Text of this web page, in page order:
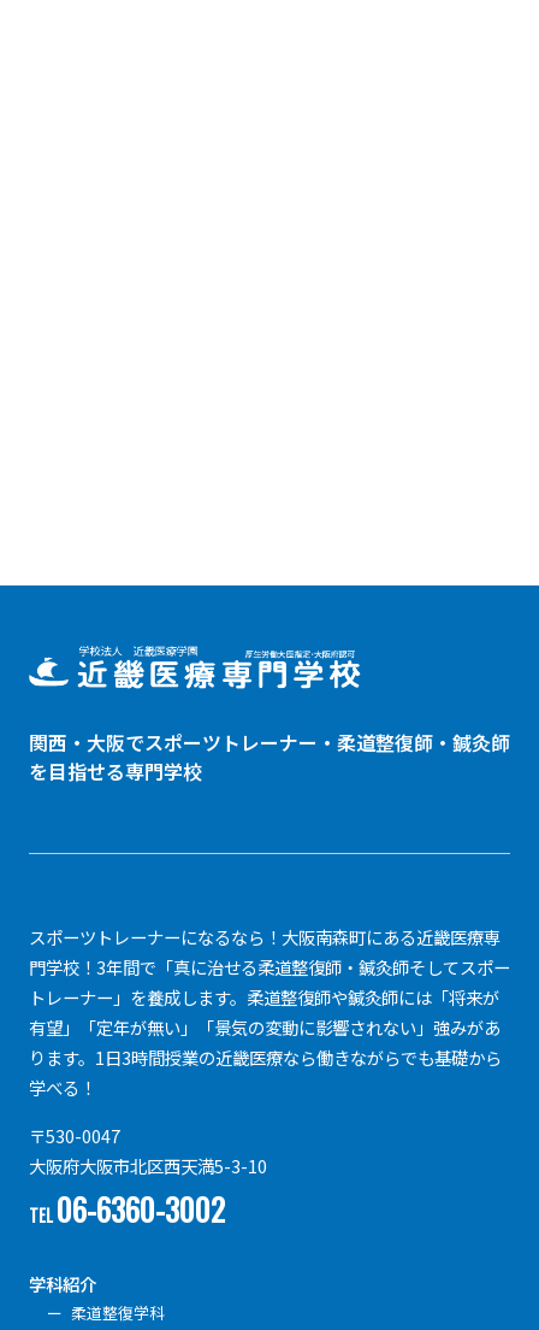
関西・大阪でスポーツトレーナー・ 柔道整復師 ・鍼灸師
を目指せる専門学校
スポーツトレーナーになるなら！大阪南森町にある近畿医療専
門学校！3年間で「真に治せる柔道整復師・鍼灸師そしてスポー
トレーナー」を養成します。柔道整復師や鍼灸師には「将来が
有望」「定年が無い」「景気の変動に影響されない」強みがあ
ります。1日3時間授業の近畿医療なら働きながらでも基礎から
学べる！
〒530-0047
大阪府大阪市北区西天満5-3-10
TEL06-6360-3002
学科紹介
柔道整復学科